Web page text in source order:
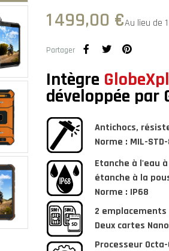
1 499,00 €Au lieu de
Partager
Intègre
développée par
Antichocs,
Norme : MIL-STD-
Etanche à l'eau
étanche à la
Norme : IP68
2 emplacements
Deux cartes
Processeur